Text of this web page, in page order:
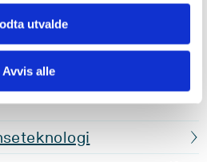
utvalde
Avvis alle